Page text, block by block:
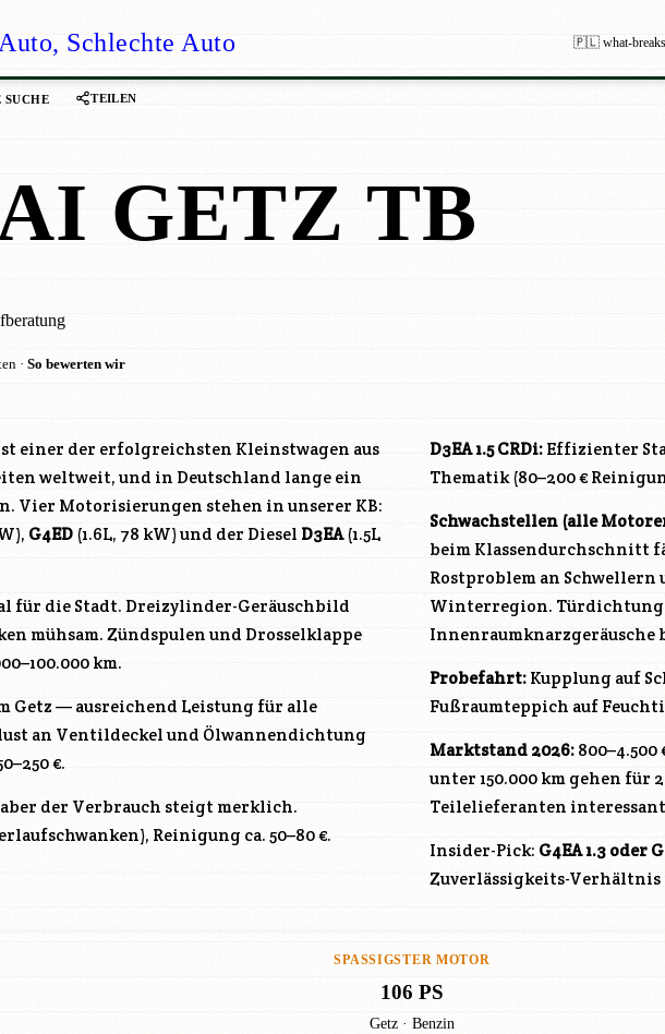
Schlechte Auto 🇵🇱 what-
SUCHE TEILEN
GETZ TB
· So bewerten wir
einer der erfolgreichsten Kleinstwagen aus
weltweit, und in Deutschland lange ein
Vier Motorisierungen stehen in unserer KB:
G4ED (1.6L, 78 kW) und der Diesel D3EA(1.5L
für die Stadt. Dreizylinder-Geräuschbild
mühsam. Zündspulen und Drosselklappe
km.
Getz — ausreichend Leistung für alle
an Ventildeckel und Ölwannendichtung
€.
der Verbrauch steigt merklich.
Reinigung ca. 50–80 €.
D3EA1.5 CRDi: Effizienter
Thematik (80–200 €
Schwachstellen (alle
beim Klassendurchschnitt
Rostproblem an Schwellern
Winterregion.
Innenraumknarzgeräusche
Probefahrt: Kupplung auf
Fußraumteppich auf
Marktstand 2026:
unter 150.000 km gehen für
Teilelieferanten
Insider-Pick: G4EA1.3 oder
Zuverlässigkeits-Verhältnis
SPASSIGSTER MOTOR
106 PS
Getz · Benzin